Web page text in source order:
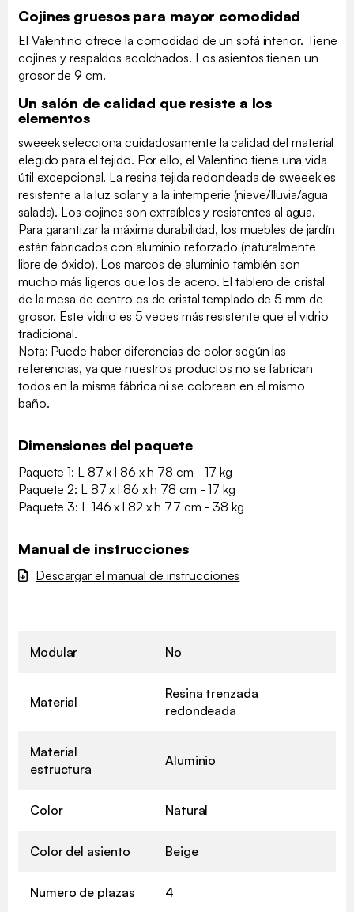
Cojines gruesos para mayor comodidad
El Valentino ofrece la comodidad de un sofá interior. Tiene
cojines y respaldos acolchados. Los asientos tienen un
grosor de 9 cm.
Un salón de calidad que resiste a los
elementos
sweeek selecciona cuidadosamente la calidad del material
elegido para el tejido. Por ello, el Valentino tiene una vida
útil excepcional. La resina tejida redondeada de sweeek es
resistente a la luz solar y a la intemperie (nieve/lluvia/agua
salada). Los cojines son extraíbles y resistentes al agua.
Para garantizar la máxima durabilidad, los muebles de jardín
están fabricados con aluminio reforzado (naturalmente
libre de óxido). Los marcos de aluminio también son
mucho más ligeros que los de acero. El tablero de cristal
de la mesa de centro es de cristal templado de 5 mm de
grosor. Este vidrio es 5 veces más resistente que el vidrio
tradicional.
Nota: Puede haber diferencias de color según las
referencias, ya que nuestros productos no se fabrican
todos en la misma fábrica ni se colorean en el mismo
baño.
Dimensiones del paquete
Paquete 1: L 87 x l 86 x h 78 cm - 17 kg
Paquete 2: L 87 x l 86 x h 78 cm - 17 kg
Paquete 3: L 146 x l 82 x h 77 cm - 38 kg
Manual de instrucciones
Descargar el manual de instrucciones
Modular No
Material
Resina trenzada
redondeada
Material
estructura
Aluminio
Color Natural
Color del asiento Beige
Numero de plazas 4